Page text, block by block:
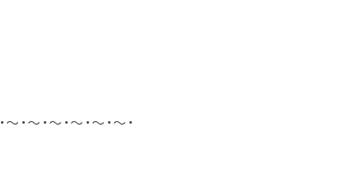
～・～・～・～・